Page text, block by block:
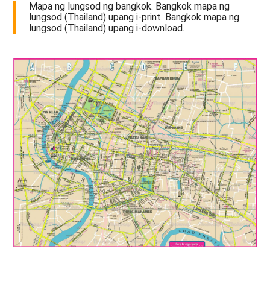
Mapa ng lungsod ng bangkok. Bangkok mapa ng
lungsod (Thailand) upang i-print. Bangkok mapa ng
lungsod (Thailand) upang i-download.